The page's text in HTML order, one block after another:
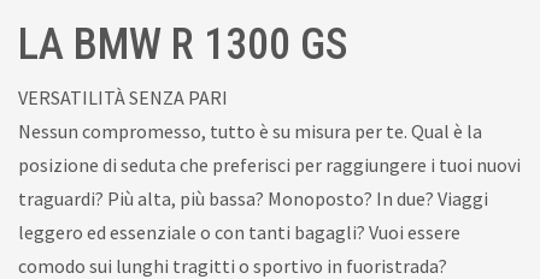
LA BMW R 1300 GS
VERSATILITÀ SENZA PARI
Nessun compromesso, tutto è su misura per te. Qual è la
posizione di seduta che preferisci per raggiungere i tuoi nuovi
traguardi? Più alta, più bassa? Monoposto? In due? Viaggi
leggero ed essenziale o con tanti bagagli? Vuoi essere
comodo sui lunghi tragitti o sportivo in fuoristrada?